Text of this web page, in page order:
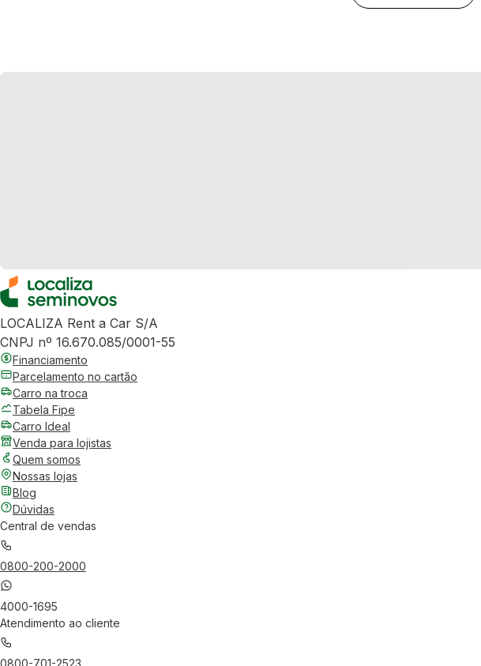
LOCALIZA Rent a Car S/A
CNPJ nº 16.670.085/0001-55
Financiamento
Parcelamento no cartão
Carro na troca
Tabela Fipe
Carro Ideal
Venda para lojistas
Quem somos
Nossas lojas
Blog
Dúvidas
Central de vendas
0800-200-2000
4000-1695
Atendimento ao cliente
0800-701-2523